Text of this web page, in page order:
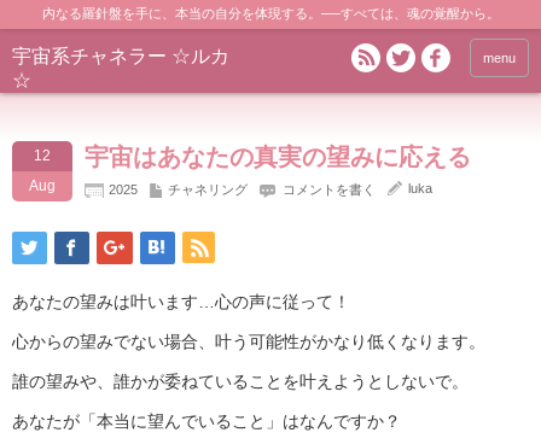
内なる羅針盤を手に、本当の自分を体現する。──すべては、魂の覚醒から。
宇宙系チャネラー ☆ルカ
☆
menu
12
Aug
宇宙はあなたの真実の望みに応える
2025 チャネリング コメントを書く luka
あなたの望みは叶います…心の声に従って！
心からの望みでない場合、叶う可能性がかなり低くなります。
誰の望みや、誰かが委ねていることを叶えようとしないで。
あなたが「本当に望んでいること」はなんですか？